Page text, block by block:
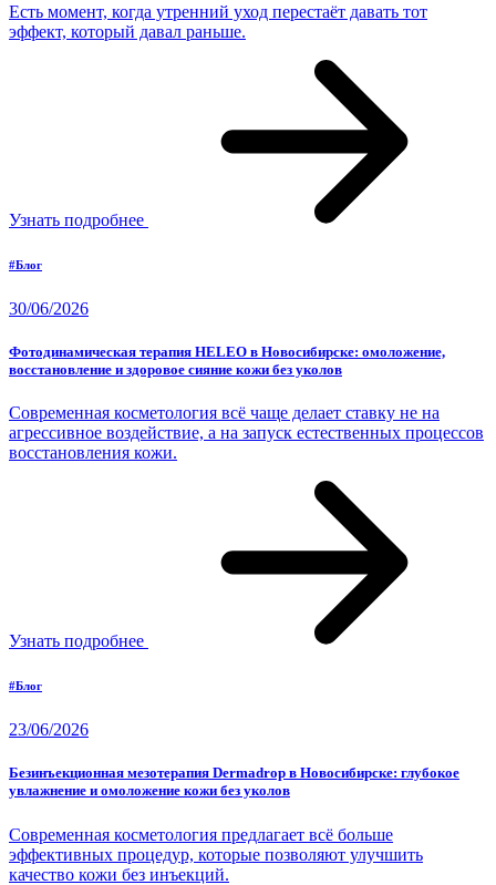
Есть момент, когда утренний уход перестаёт давать тот
эффект, который давал раньше.
Узнать подробнее
#Блог
30/06/2026
Фотодинамическая терапия HELEO в Новосибирске: омоложение,
восстановление и здоровое сияние кожи без уколов
Современная косметология всё чаще делает ставку не на
агрессивное воздействие, а на запуск естественных процессов
восстановления кожи.
Узнать подробнее
#Блог
23/06/2026
Безинъекционная мезотерапия Dermadrop в Новосибирске: глубокое
увлажнение и омоложение кожи без уколов
Современная косметология предлагает всё больше
эффективных процедур, которые позволяют улучшить
качество кожи без инъекций.